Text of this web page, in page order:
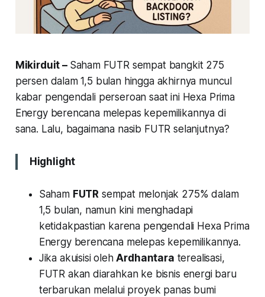
Mikirduit – Saham FUTR sempat bangkit 275
persen dalam 1,5 bulan hingga akhirnya muncul
kabar pengendali perseroan saat ini Hexa Prima
Energy berencana melepas kepemilikannya di
sana. Lalu, bagaimana nasib FUTR selanjutnya?
Highlight
Saham FUTR sempat melonjak 275% dalam
1,5 bulan, namun kini menghadapi
ketidakpastian karena pengendali Hexa Prima
Energy berencana melepas kepemilikannya.
Jika akuisisi olehArdhantara terealisasi,
FUTR akan diarahkan ke bisnis energi baru
terbarukan melalui proyek panas bumi